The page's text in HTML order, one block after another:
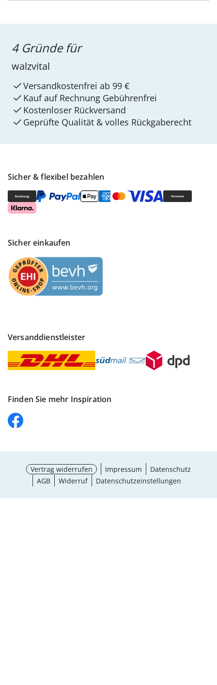
Sicher & flexibel bezahlen
Sicher einkaufen
Versanddienstleister
Finden Sie mehr Inspiration
4 Gründe für
walzvital
Versandkostenfrei ab 99 €
Kauf auf Rechnung Gebührenfrei
Kostenloser Rückversand
Geprüfte Qualität & volles Rückgaberecht
Vertrag widerrufen Impressum
Datenschutz
AGB
Widerruf Datenschutzeinstellungen